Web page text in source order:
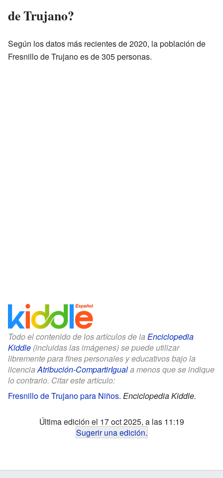
de Trujano?
Según los datos más recientes de 2020, la población de
Fresnillo de Trujano es de 305 personas.
Todo el contenido de los artículos de la Enciclopedia
Kiddle (incluidas las imágenes) se puede utilizar
libremente para fines personales y educativos bajo la
licenciaAtribución-CompartirIguala menos que se indique
lo contrario. Citar este artículo:
Fresnillo de Trujano para Niños. Enciclopedia Kiddle.
Última edición el 17 oct 2025, a las 11:19
Sugerir una edición.